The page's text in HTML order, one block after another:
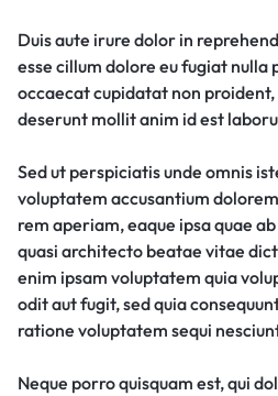
Duis aute irure dolor in
esse cillum dolore eu fugiat
occaecat cupidatat non
deserunt mollit anim id est
Sed ut perspiciatis unde omnis
voluptatem accusantium
rem aperiam, eaque ipsa quae
quasi architecto beatae vitae
enim ipsam voluptatem quia
odit aut fugit, sed quia
ratione voluptatem sequi
Neque porro quisquam est, qui